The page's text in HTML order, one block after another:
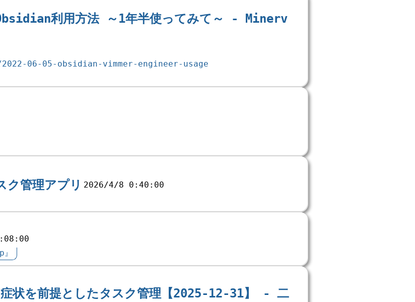
Obsidian利用方法 ～1年半使ってみて～ - Minerv
06-05-obsidian-vimmer-engineer-usage
管理アプリ 2026/4/8 0:40:00
状を前提としたタスク管理【2025-12-31】 - 二